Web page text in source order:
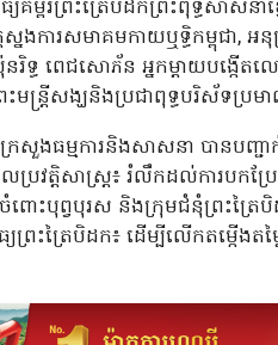
ម្ពីរព្រះត្រៃបិដកព្រះពុទ្ធសាសន
ារសមាគមកាយឬទ្ធិកម្ពុជា, អនុ
រិទ្ធ ពេជសោភ័ន អ្នកម្ដាយបង្កើត
មន្រ្តីសង្ឃនិងប្រជាពុទ្ធបរិស័ទប្រ
ក្រសួងធម្មការនិងសាសនា បាន
តិសាស្ត្រ៖ រំលឹកដល់ការបកប្រែ
ពោះបុព្វបុរស និងក្រុមជំនុំព្រះត្រ
រះត្រៃបិដក៖ ដើម្បីលើកតម្កើងតម្